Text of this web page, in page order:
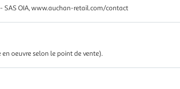
SAS OIA, www.auchan-retail.com/contact
oeuvre selon le point de vente).